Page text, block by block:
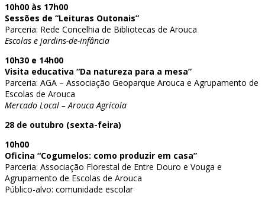
10h00 às 17h00
Sessões de “Leituras Outonais”
Parceria: Rede Concelhia de Bibliotecas de Arouca
Escolas e jardins-de-infância
10h30 e 14h00
Visita educativa “Da natureza para a mesa”
Parceria: AGA – Associação Geoparque Arouca e Agrupamento de
Escolas de Arouca
Mercado Local – Arouca Agrícola
28 de outubro (sexta-feira)
10h00
Oficina “Cogumelos: como produzir em casa”
Parceria: Associação Florestal de Entre Douro e Vouga e
Agrupamento de Escolas de Arouca
Público-alvo: comunidade escolar